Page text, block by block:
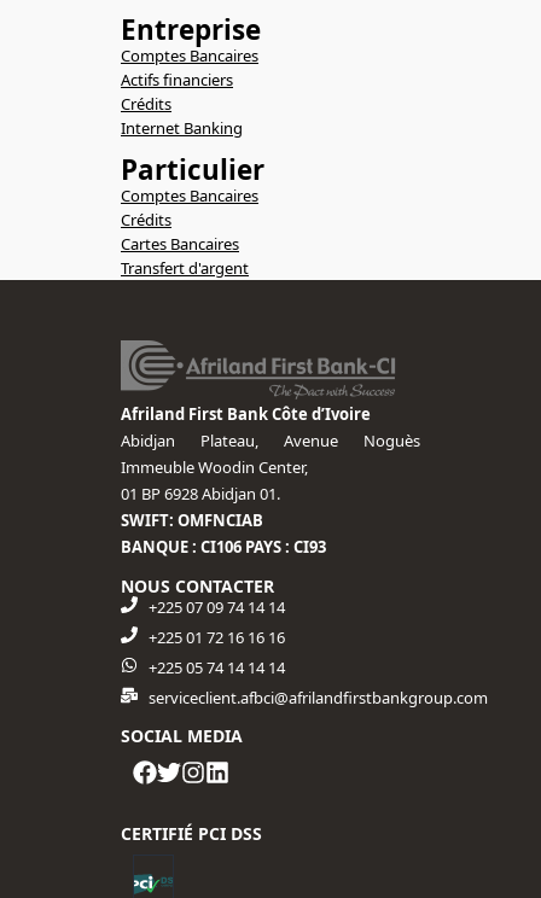
Entreprise
Comptes Bancaires
Actifs financiers
Crédits
Internet Banking
Particulier
Comptes Bancaires
Crédits
Cartes Bancaires
Transfert d'argent
Afriland First Bank Côte d’Ivoire
Abidjan Plateau, Avenue Noguès
Immeuble Woodin Center,
01 BP 6928 Abidjan 01.
SWIFT: OMFNCIAB
BANQUE : CI106 PAYS : CI93
NOUS CONTACTER
+225 07 09 74 14 14
+225 01 72 16 16 16​
+225 05 74 14 14 14
serviceclient.afbci@afrilandfirstbankgroup.com
SOCIAL MEDIA
CERTIFIÉ PCI DSS